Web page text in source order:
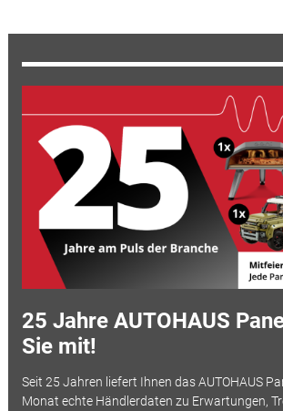
25 Jahre AUTOHAUS
Sie mit!
Seit 25 Jahren liefert Ihnen das AUTOHAUS
Monat echte Händlerdaten zu Erwartungen,